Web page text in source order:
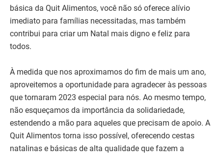
básica da Quit Alimentos, você não só oferece alívio
imediato para famílias necessitadas, mas também
contribui para criar um Natal mais digno e feliz para
todos.
À medida que nos aproximamos do fim de mais um ano,
aproveitemos a oportunidade para agradecer às pessoas
que tornaram 2023 especial para nós. Ao mesmo tempo,
não esqueçamos da importância da solidariedade,
estendendo a mão para aqueles que precisam de apoio. A
Quit Alimentos torna isso possível, oferecendo cestas
natalinas e básicas de alta qualidade que fazem a